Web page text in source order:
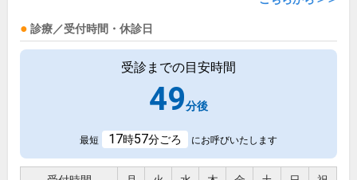
診療／受付時間・休診日
受診までの目安時間
49分後
最短 17時57分ごろ にお呼びいたします